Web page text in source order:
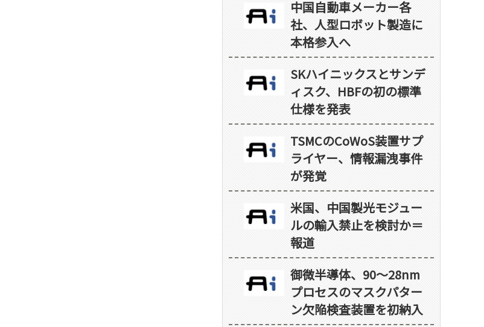
中国自動車メーカー各
社、人型ロボット製造に
本格参入へ
SKハイニックスとサンデ
ィスク、HBFの初の標準
仕様を発表
TSMCのCoWoS装置サプ
ライヤー、情報漏洩事件
が発覚
米国、中国製光モジュー
ルの輸入禁止を検討か＝
報道
御微半導体、90～28nm
プロセスのマスクパター
ン欠陥検査装置を初納入